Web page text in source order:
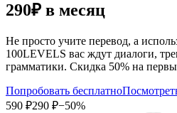
290₽ в месяц
Не просто учите перевод, а
100LEVELS вас ждут диалоги,
грамматики. Скидка 50% на
Попробовать бесплатно
590 ₽290 ₽−50%